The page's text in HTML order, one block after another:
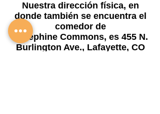
Nuestra dirección física, en
donde también se encuentra el
comedor de
Josephine Commons, es 455 N.
Burlington Ave., Lafayette, CO